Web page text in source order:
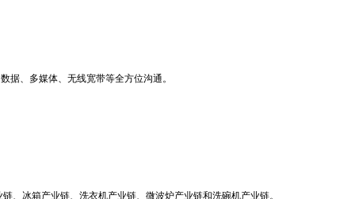
据、多媒体、无线宽带等全方位沟通。
、冰箱产业链、洗衣机产业链、微波炉产业链和洗碗机产业链。